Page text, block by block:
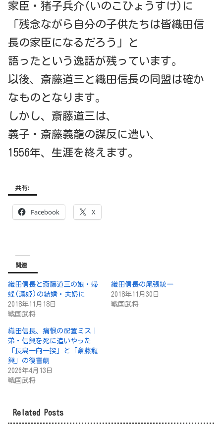
家臣・猪子兵介(いのこひょうすけ)に
「残念ながら自分の子供たちは皆織田信
長の家臣になるだろう」と
語ったという逸話が残っています。
以後、斎藤道三と織田信長の同盟は確か
なものとなります。
しかし、斎藤道三は、
義子・斎藤義龍の謀反に遭い、
1556年、生涯を終えます。
共有:
Facebook X
関連
織田信長と斎藤道三の娘・帰
蝶(濃姫)の結婚・夫婦に
2018年11月18日
戦国武将
織田信長の尾張統一
2018年11月30日
戦国武将
織田信長、痛恨の配置ミス｜
弟・信興を死に追いやった
「長島一向一揆」と「斎藤龍
興」の復讐劇
2026年4月13日
戦国武将
Related Posts